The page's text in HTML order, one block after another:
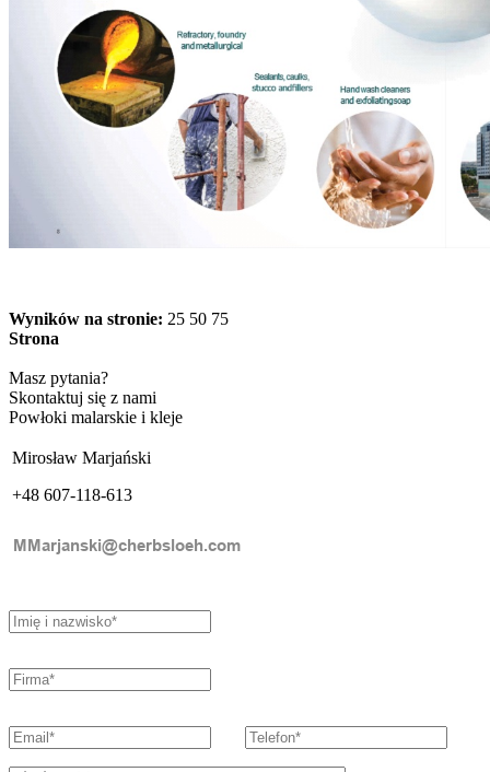
Wyników na stronie: 25 50 75
Strona
Masz pytania?
Skontaktuj się z nami
Powłoki malarskie i kleje
Mirosław Marjański
+48 607-118-613